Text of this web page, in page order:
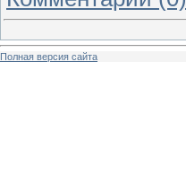
Полная версия сайта